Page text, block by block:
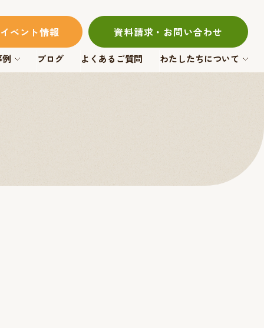
ベント情報 資料請求・お問い合わせ
ブログ よくあるご質問 わたしたちについて